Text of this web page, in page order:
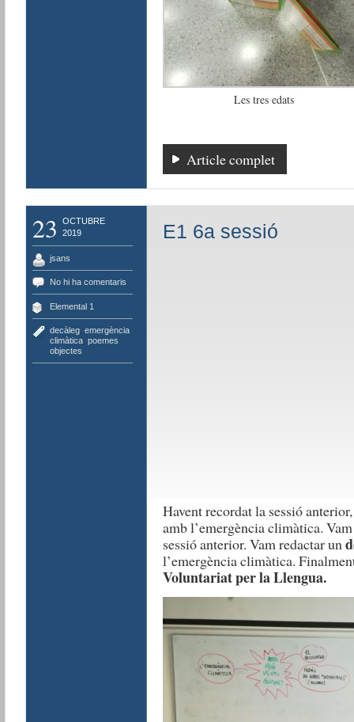
Les tres edats
Article complet
23
OCTUBRE
2019
jsans
No hi ha comentaris
Elemental 1
decàleg, emergència
climàtica, poemes
objectes
E1 6a sessió
Havent recordat la sessió
amb l’emergència climàtica.
sessió anterior. Vam redactar un
l’emergència climàtica.
Voluntariat per la Llengua.